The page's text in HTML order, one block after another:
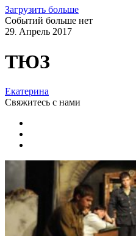
Загрузить больше
Событий больше нет
29. Апрель 2017
ТЮЗ
Екатерина
Свяжитесь с нами